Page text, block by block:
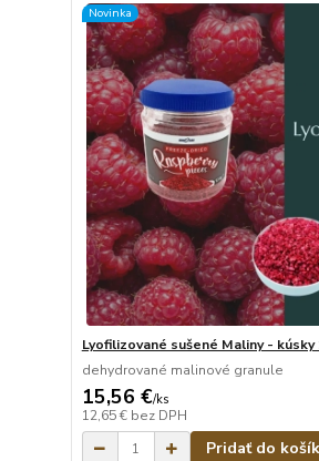
Novinka
Lyofilizované sušené Maliny - kúsky
dehydrované malinové granule
15,56 €/ks
12,65 € bez DPH
Pridať do